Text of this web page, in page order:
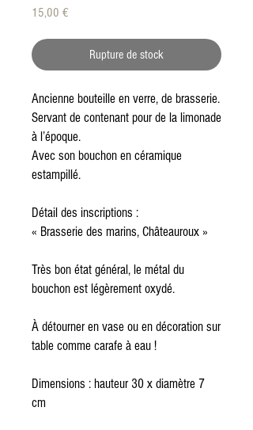
15,00 €Prix
Rupture de stock
Ancienne bouteille en verre, de brasserie.
Servant de contenant pour de la limonade
à l’époque.
Avec son bouchon en céramique
estampillé.
Détail des inscriptions :
« Brasserie des marins, Châteauroux »
Très bon état général, le métal du
bouchon est légèrement oxydé.
À détourner en vase ou en décoration sur
table comme carafe à eau !
Dimensions : hauteur 30 x diamètre 7
cm